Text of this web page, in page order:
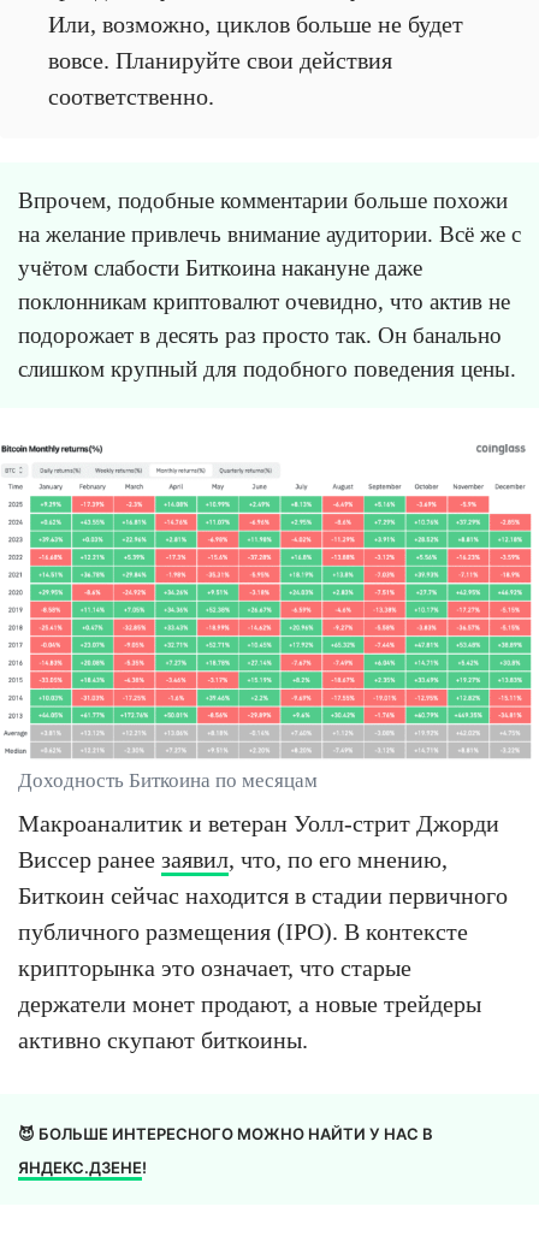
Или, возможно, циклов больше не будет
вовсе. Планируйте свои действия
соответственно.
Впрочем, подобные комментарии больше похожи
на желание привлечь внимание аудитории. Всё же с
учётом слабости Биткоина накануне даже
поклонникам криптовалют очевидно, что актив не
подорожает в десять раз просто так. Он банально
слишком крупный для подобного поведения цены.
Доходность Биткоина по месяцам
Макроаналитик и ветеран Уолл-стрит Джорди
Виссер ранее заявил, что, по его мнению,
Биткоин сейчас находится в стадии первичного
публичного размещения (IPO). В контексте
крипторынка это означает, что старые
держатели монет продают, а новые трейдеры
активно скупают биткоины.
😈 БОЛЬШЕ ИНТЕРЕСНОГО МОЖНО НАЙТИ У НАС В
ЯНДЕКС.ДЗЕНЕ!